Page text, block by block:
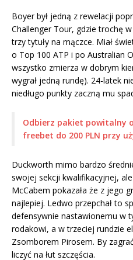
Boyer był jedną z rewelacji
Challenger Tour, gdzie trochę
trzy tytuły na mączce. Miał
o Top 100 ATP i po Australian
wszystko zmierza w dobrym
wygrał jedną rundę). 24-latek
niedługo punkty zaczną mu
Odbierz pakiet powitalny
freebet do 200 PLN przy
Duckworth mimo bardzo
swojej sekcji kwalifikacyjnej,
McCabem pokazała że z jego
najlepiej. Ledwo przepchał to
defensywnie nastawionemu w
rodakowi, a w trzeciej rundzie
Zsomborem Pirosem. By
liczyć na łut szczęścia.